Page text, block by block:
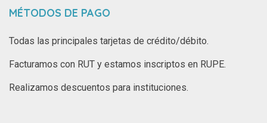
MÉTODOS DE PAGO
Todas las principales tarjetas de crédito/débito.
Facturamos con RUT y estamos inscriptos en RUPE.
Realizamos descuentos para instituciones.